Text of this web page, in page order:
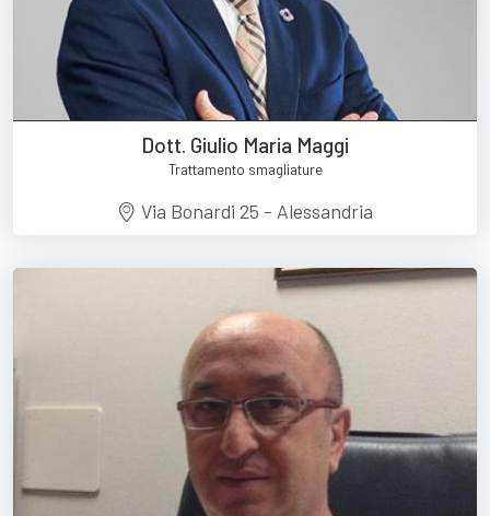
Dott. Giulio Maria Maggi
Trattamento smagliature
Via Bonardi 25 - Alessandria